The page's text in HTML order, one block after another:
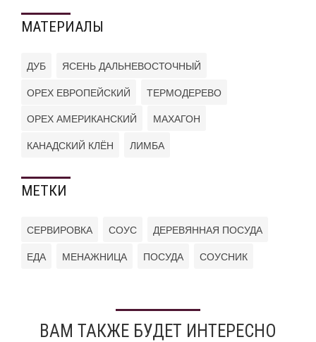
МАТЕРИАЛЫ
ДУБ
ЯСЕНЬ ДАЛЬНЕВОСТОЧНЫЙ
ОРЕХ ЕВРОПЕЙСКИЙ
ТЕРМОДЕРЕВО
ОРЕХ АМЕРИКАНСКИЙ
МАХАГОН
КАНАДСКИЙ КЛЁН
ЛИМБА
МЕТКИ
СЕРВИРОВКА СОУС
ДЕРЕВЯННАЯ ПОСУДА
ЕДА
МЕНАЖНИЦА ПОСУДА СОУСНИК
ВАМ ТАКЖЕ БУДЕТ ИНТЕРЕСНО